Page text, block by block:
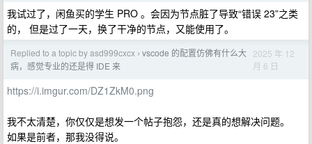
我试过了，闲鱼买的学生 PRO 。会因为节点脏了导致“错误 23”之类
的， 但是过了一天，换了干净的节点，又能使用了。
Replied to a topic by asd999cxcx › vscode 的配置仿佛有什么大
病，感觉专业的还是得 IDE 来
2025 年 12
月 6 日
https://i.imgur.com/DZ1ZkM0.png
我不太清楚，你仅仅是想发一个帖子抱怨，还是真的想解决问题。
如果是前者，那我没得说。